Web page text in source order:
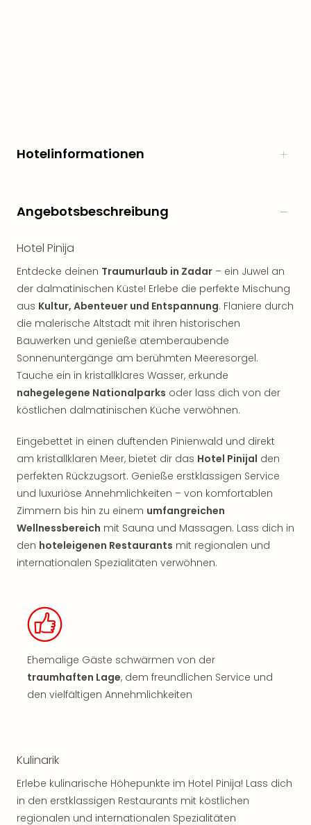
Hotelinformationen
Angebotsbeschreibung
Hotel Pinija
Entdecke deinen Traumurlaub in Zadar – ein Juwel an
der dalmatinischen Küste! Erlebe die perfekte Mischung
aus Kultur, Abenteuer und Entspannung. Flaniere durch
die malerische Altstadt mit ihren historischen
Bauwerken und genieße atemberaubende
Sonnenuntergänge am berühmten Meeresorgel.
Tauche ein in kristallklares Wasser, erkunde
nahegelegene Nationalparks oder lass dich von der
köstlichen dalmatinischen Küche verwöhnen.
Eingebettet in einen duftenden Pinienwald und direkt
am kristallklaren Meer, bietet dir das Hotel Pinijal den
perfekten Rückzugsort. Genieße erstklassigen Service
und luxuriöse Annehmlichkeiten – von komfortablen
Zimmern bis hin zu einem umfangreichen
Wellnessbereich mit Sauna und Massagen. Lass dich in
den hoteleigenen Restaurants mit regionalen und
internationalen Spezialitäten verwöhnen.
Ehemalige Gäste schwärmen von der
traumhaften Lage, dem freundlichen Service und
den vielfältigen Annehmlichkeiten
Kulinarik
Erlebe kulinarische Höhepunkte im Hotel Pinija! Lass dich
in den erstklassigen Restaurants mit köstlichen
regionalen und internationalen Spezialitäten